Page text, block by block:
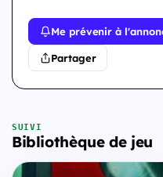
Me prévenir à
Partager
SUIVI
Bibliothèque de jeu